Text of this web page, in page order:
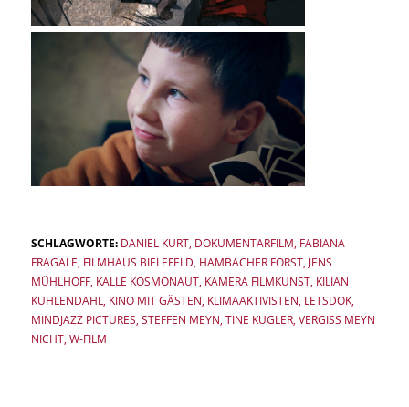
SCHLAGWORTE: DANIEL KURT, DOKUMENTARFILM FABIANA
FRAGALE FILMHAUS BIELEFELD HAMBACHER FORST, JENS
MÜHLHOFF, KALLE KOSMONAUT, KAMERA FILMKUNST, KILIAN
KUHLENDAHL
KINO MIT GÄSTEN KLIMAAKTIVISTEN LETSDOK,
MINDJAZZ PICTURES STEFFEN MEYN TINE KUGLER, VERGISS MEYN
NICHT, W-FILM